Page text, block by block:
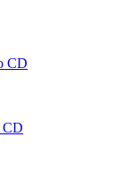
CD
CD